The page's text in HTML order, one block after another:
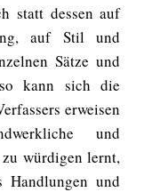
statt dessen auf
auf Stil und
Sätze und
kann sich die
erweisen
und
würdigen lernt,
und